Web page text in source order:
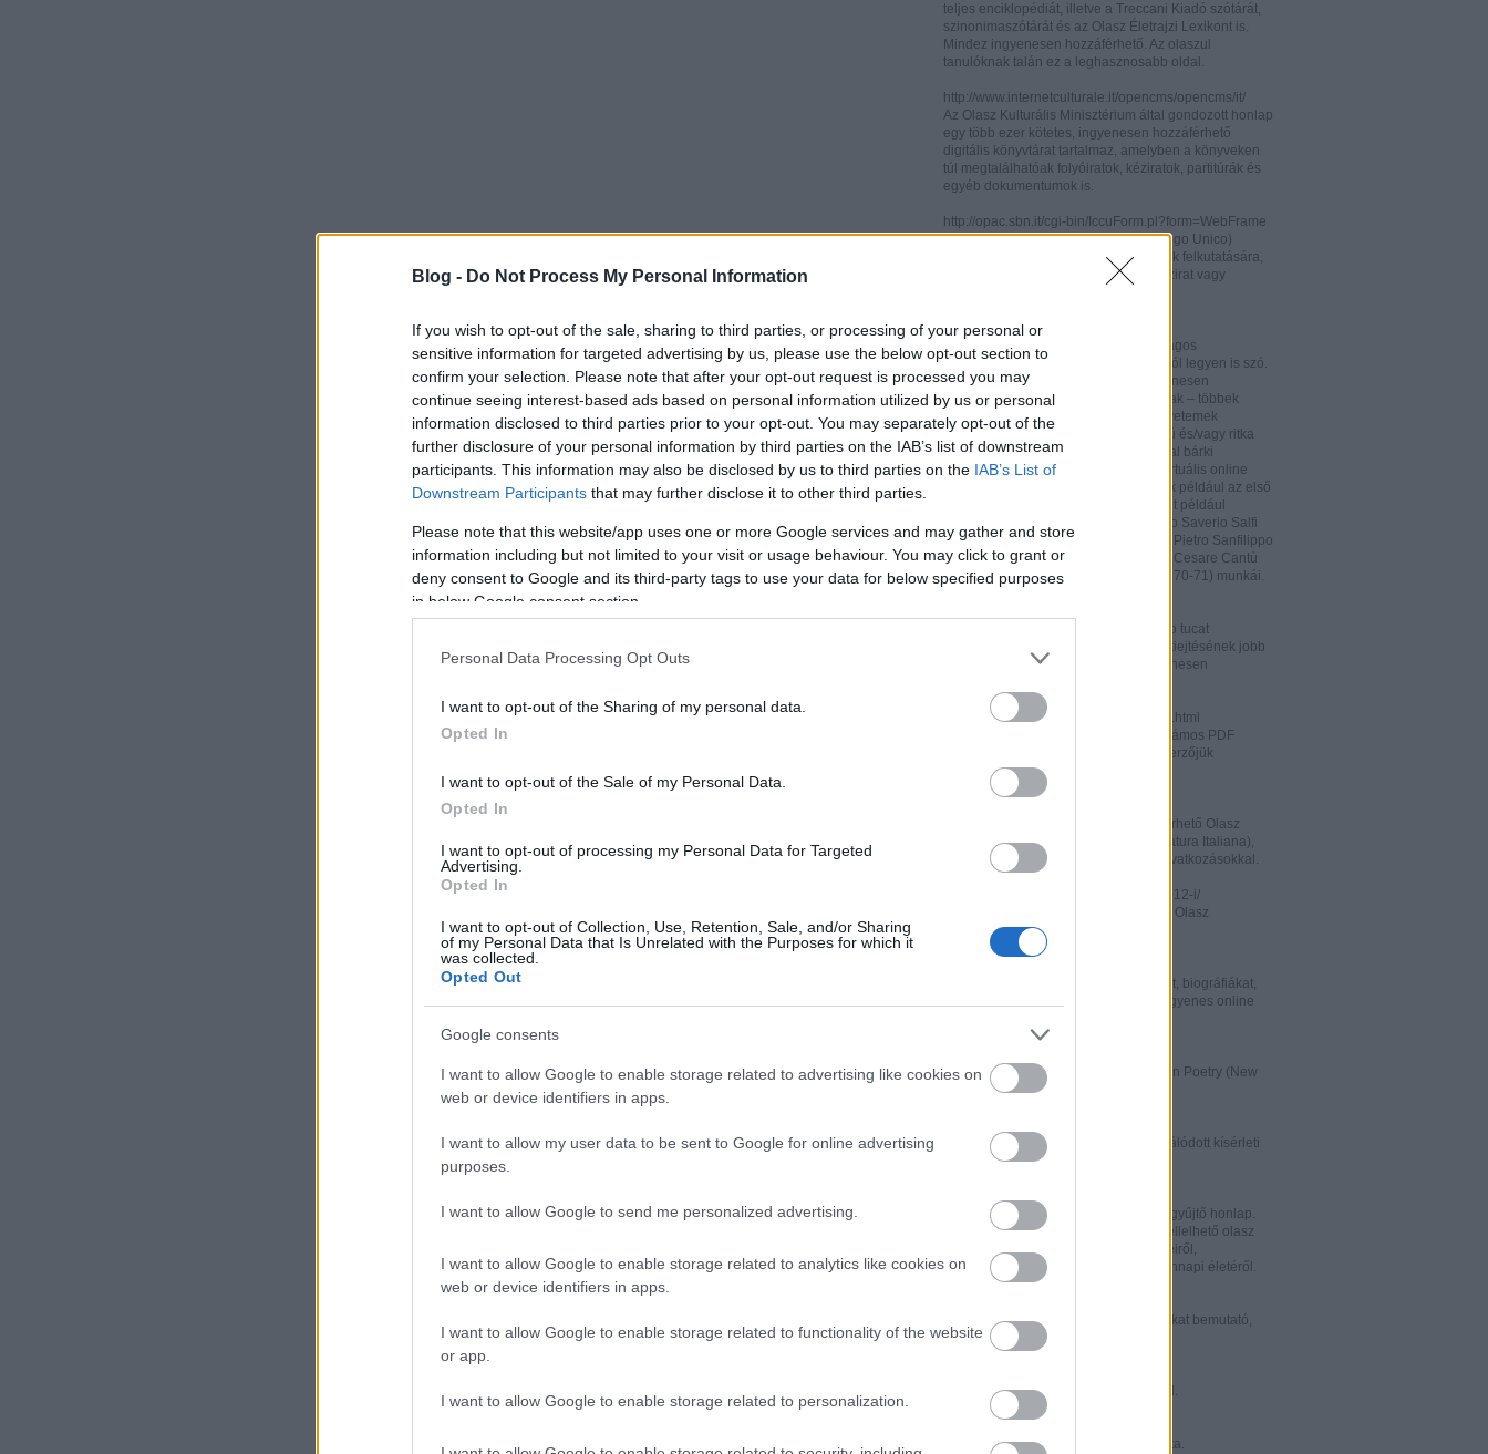
Blog - Do Not Process My Personal Information
If you wish to opt-out of the sale, sharing to third parties, or processing of your personal or
sensitive information for targeted advertising by us, please use the below opt-out section to
confirm your selection. Please note that after your opt-out request is processed you may
continue seeing interest-based ads based on personal information utilized by us or personal
information disclosed to third parties prior to your opt-out. You may separately opt-out of the
further disclosure of your personal information by third parties on the IAB’s list of downstream
participants. This information may also be disclosed by us to third parties on the IAB’s List of
Downstream Participants that may further disclose it to other third parties.
Please note that this website/app uses one or more Google services and may gather and store
information including but not limited to your visit or usage behaviour. You may click to grant or
deny consent to Google and its third-party tags to use your data for below specified purposes
in below Google consent section.
Personal Data Processing Opt Outs
I want to opt-out of the Sharing of my personal data.
Opted In
I want to opt-out of the Sale of my Personal Data.
Opted In
I want to opt-out of processing my Personal Data for Targeted
Advertising.
Opted In
I want to opt-out of Collection, Use, Retention, Sale, and/or Sharing
of my Personal Data that Is Unrelated with the Purposes for which it
was collected.
Opted Out
Google consents
I want to allow Google to enable storage related to advertising like cookies on
web or device identifiers in apps.
I want to allow my user data to be sent to Google for online advertising
purposes.
I want to allow Google to send me personalized advertising.
I want to allow Google to enable storage related to analytics like cookies on
web or device identifiers in apps.
I want to allow Google to enable storage related to functionality of the website
or app.
I want to allow Google to enable storage related to personalization.
teljes enciklopédiát, illetve a Treccani Kiadó szótárát,
szinonimaszótárát és az Olasz Életrajzi Lexikont is.
Mindez ingyenesen hozzáférhető. Az olaszul
tanulóknak talán ez a leghasznosabb oldal.
http://www.internetculturale.it/opencms/opencms/it/
Az Olasz Kulturális Minisztérium által gondozott honlap
egy több ezer kötetes, ingyenesen hozzáférhető
digitális könyvtárat tartalmaz, amelyben a könyveken
túl megtalálhatóak folyóiratok, kéziratok, partitúrák és
egyéb dokumentumok is.
http://opac.sbn.it/cgi-bin/IccuForm.pl?form=WebFrame
Az ICCU (Istituto Centrale per il Catalogo Unico)
keresőrendszere. Hasznos lehet annak felkutatására,
hogy hol lelhető fel egy-egy könyv, kézirat vagy
http://books.google.it/
A könyveknek és folyóiratoknak valóságos
kincseskamrája ez, bármelyik századról legyen is szó.
Ezen az oldalon olvashatóak és ingyenesen
letölthetőek minden nemzetiségű írónak – többek
között olaszoknak is – az amerikai egyetemek
könyvtáraiban digitalizált, első kiadású és/vagy ritka
könyvei. Egy Google vagy Gmail fiókkal bárki
létrehozhatja és megőrizheti a saját virtuális online
könyvtárát. A honlapon megtalálhatóak például az első
olasz irodalomtörténeti munkák is, mint például
Girolamo Tiraboschi (1825), Francesco Saverio Salfi
(1834), Giuseppe Maffei (1852-1853), Pietro Sanfilippo
(1859), Paolo Emiliani-Giudici (1863), Cesare Cantù
(1865) vagy Francesco De Sanctis (1870-71) munkái.
2.495 e-könyv, 6.320 zenei darab, több tucat
hangoskönyv segíthet az olasz nyelv kiejtésének jobb
elsajátításában. Valamennyi file ingyenesen
http://www.letteraturaitaliana.net/index.html
Az előzőhöz nagyon hasonló oldal, számos PDF
formátumú olasz irodalmi művel és szerzőjük
életrajzával gazdagítva.
Antonio Piromalli ingyenesen hozzáférhető Olasz
irodalomtörténet-e (Storia della Letteratura Italiana),
digitális keresőprogrammal és hiperhivatkozásokkal.
http://www3.unibo.it/boll900/numeri/2012-i/
«Bollettino '900». A Bolognai Egyetem Olasz
Tanszékének online folyóirata.
Régi és kortárs olasz irodalmi műveket, biográfiákat,
szerzőket és recenziókat bemutató, ingyenes online
Gradiva - International Journal of Italian Poetry (New
York - Roma)
Az iskolai irodalomoktatásra specializálódott kísérleti
folyóirat.
A világ italianisztikai folyóiratait egybegyűjtő honlap.
Számos információt kínál a világban fellelhető olasz
tanszékek folyóiratairól, kiadott könyveiről,
publikációiról, ösztöndíjairól és mindennapi életéről.
Régi és ritka történelmi dokumentumokat bemutató,
érdekes és könnyen átlátható honlap.
Irodalmi és egyéb témákat kínáló oldal.
A rangos olasz folyóirat online változata.